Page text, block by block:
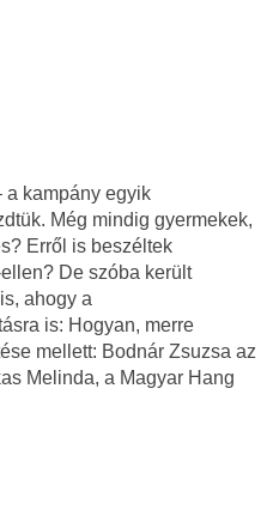
a kampány egyik
Még mindig gyermekek,
Erről is beszéltek
De szóba került
ahogy a
is: Hogyan, merre
mellett: Bodnár Zsuzsa az
Melinda, a Magyar Hang